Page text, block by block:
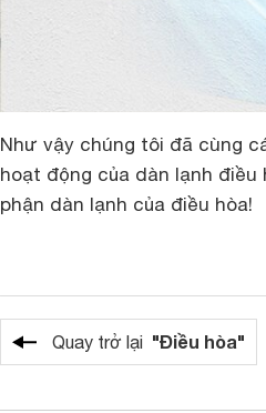
Như vậy chúng tôi đã cùng
hoạt động của dàn lạnh điều
phận dàn lạnh của điều hòa!
Quay trở lại "Điều hòa"